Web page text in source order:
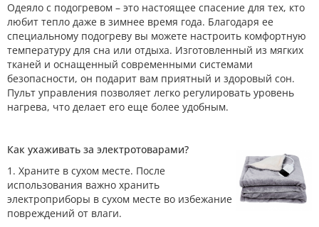
Одеяло с подогревом – это настоящее спасение для тех, кто
любит тепло даже в зимнее время года. Благодаря ее
специальному подогреву вы можете настроить комфортную
температуру для сна или отдыха. Изготовленный из мягких
тканей и оснащенный современными системами
безопасности, он подарит вам приятный и здоровый сон.
Пульт управления позволяет легко регулировать уровень
нагрева, что делает его еще более удобным.
Как ухаживать за электротоварами?
1. Храните в сухом месте. После
использования важно хранить
электроприборы в сухом месте во избежание
повреждений от влаги.